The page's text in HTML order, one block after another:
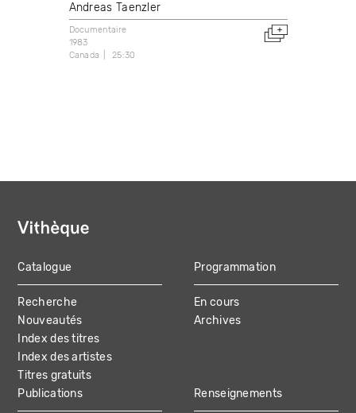
Andreas Taenzler
Documentaire
1983
Canada
25:30
MAIN
NAVIGATION
Catalogue
Recherche
Nouveautés
Index des titres
Index des artistes
Titres gratuits
Programmation
En cours
Archives
Publications Renseignements